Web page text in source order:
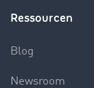
Ressourcen
Blog
Newsroom